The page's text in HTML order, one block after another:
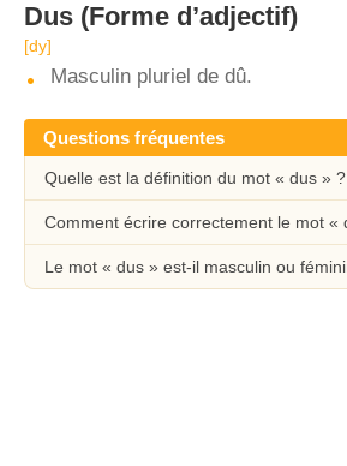
Dus (Forme d’adjectif)
[dy]
Masculin pluriel de dû.
Questions fréquentes
Quelle est la définition du mot « dus » ?
Comment écrire correctement le mot «
Le mot « dus » est-il masculin ou